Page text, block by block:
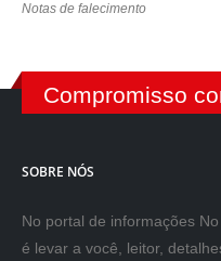
Notas de falecimento
Compromisso
SOBRE NÓS
No portal de informações
é levar a você, leitor,